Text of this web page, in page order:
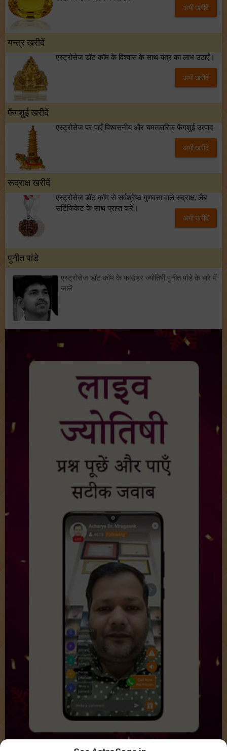
अभी खरीदें
यन्त्र खरीदें
एस्ट्रोसेज डॉट कॉम के विश्वास के साथ यंत्र का लाभ उठाएँ।
अभी खरीदें
फेंगशुई खरीदें
एस्ट्रोसेज पर पाएँ विश्वसनीय और चमत्कारिक फेंगशुई उत्पाद
अभी खरीदें
रूद्राक्ष खरीदें
एस्ट्रोसेज डॉट कॉम से सर्वश्रेष्ठ गुणवत्ता वाले रुद्राक्ष, लैब
सर्टिफिकेट के साथ प्राप्त करें।
अभी खरीदें
पुनीत पांडे
एस्ट्रोसेज डॉट कॉम के फाउंडर ज्योतिषी पुनीत पांडे के बारे में
जानें